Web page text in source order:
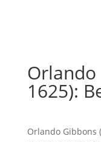
Orlando
1625):
Orlando Gibbons